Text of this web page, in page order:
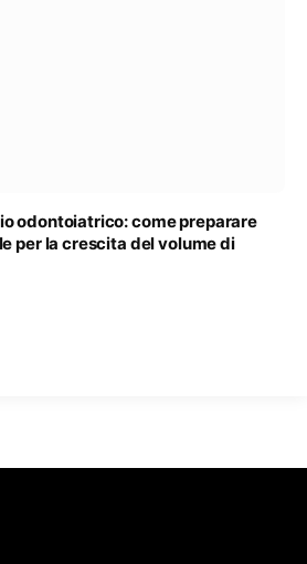
odontoiatrico: come preparare
per la crescita del volume di